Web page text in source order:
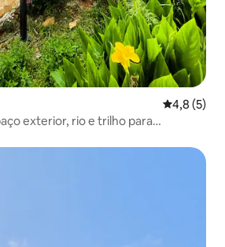
4,8 (5)
exterior, rio e trilho para